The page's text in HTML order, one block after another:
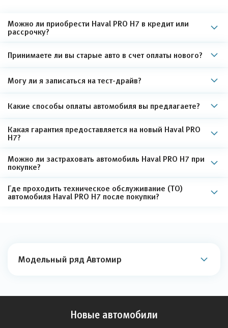
Можно ли приобрести Haval PRO H7 в кредит или
рассрочку?
Принимаете ли вы старые авто в счет оплаты нового?
Могу ли я записаться на тест-драйв?
Какие способы оплаты автомобиля вы предлагаете?
Какая гарантия предоставляется на новый Haval PRO
H7?
Можно ли застраховать автомобиль Haval PRO H7 при
покупке?
Где проходить техническое обслуживание (ТО)
автомобиля Haval PRO H7 после покупки?
Модельный ряд Автомир
Новые автомобили